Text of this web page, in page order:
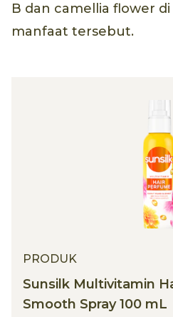
B dan camellia flower
manfaat tersebut.
PRODUK
Sunsilk Multivitamin
Smooth Spray 100 mL